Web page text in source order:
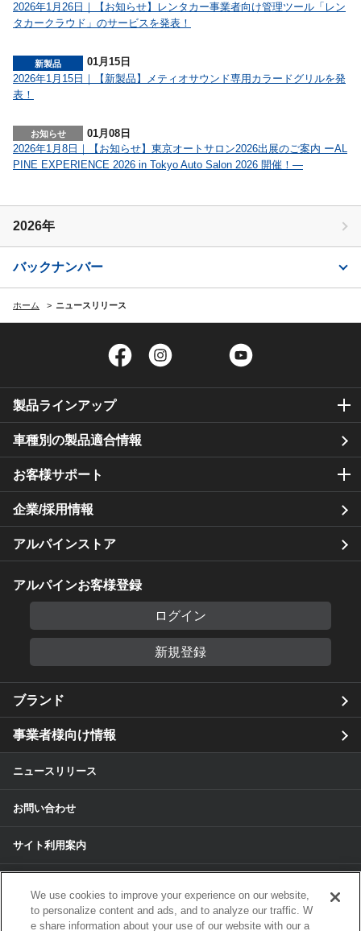
2026年1月26日｜【お知らせ】レンタカー事業者向け管理ツール「レン
タカークラウド」のサービスを発表！
01月15日
2026年1月15日｜【新製品】メティオサウンド専用カラードグリルを発
表！
01月08日
2026年1月8日｜【お知らせ】東京オートサロン2026出展のご案内 ーAL
PINE EXPERIENCE 2026 in Tokyo Auto Salon 2026 開催！―
2026年
バックナンバー
ホーム ニュースリリース
Facebook Twitter
製品ラインアップ
車種別の製品適合情報
お客様サポート
企業/採用情報
アルパインストア
アルパインお客様登録
ログイン
新規登録
ブランド
事業者様向け情報
ニュースリリース
お問い合わせ
サイト利用案内
個人情報のお取扱いについて
We use cookies to improve your experience on our website,
to personalize content and ads, and to analyze our traffic. W
e share information about your use of our website with our a